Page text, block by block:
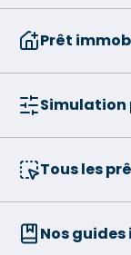
Prêt
Tous les
Nos